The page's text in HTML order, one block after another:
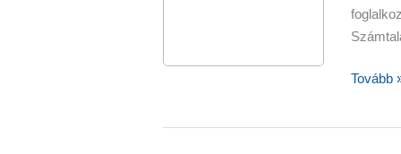
Tovább